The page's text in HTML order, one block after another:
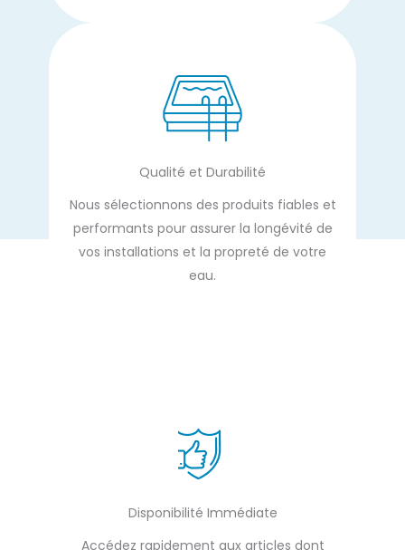
Qualité et Durabilité
Nous sélectionnons des produits fiables et
performants pour assurer la longévité de
vos installations et la propreté de votre
eau.
Disponibilité Immédiate
Accédez rapidement aux articles dont